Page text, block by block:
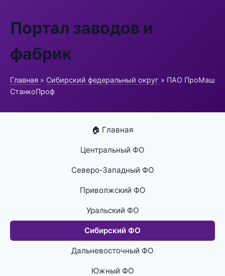
Портал заводов и
фабрик
Главная » Сибирский федеральный округ » ПАО ПроМаш
СтанкоПроф
🏠 Главная
Центральный ФО
Северо-Западный ФО
Приволжский ФО
Уральский ФО
Сибирский ФО
Дальневосточный ФО
Южный ФО